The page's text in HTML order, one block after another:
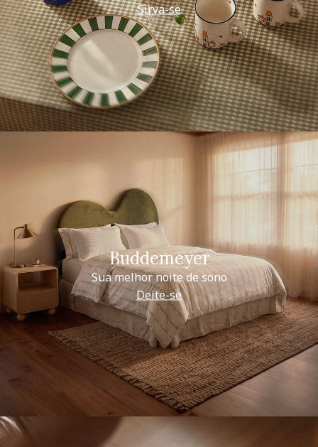
Sirva-se
Buddemeyer
Sua melhor noite de sono
Deite-se